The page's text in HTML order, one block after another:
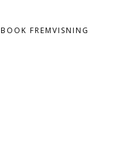
BOOK FREMVISNING